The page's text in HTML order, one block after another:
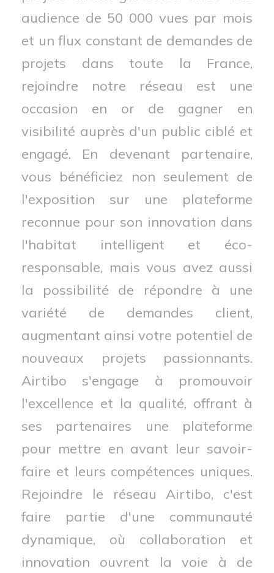
audience de 50 000 vues par mois
et un flux constant de demandes de
projets dans toute la France,
rejoindre notre réseau est une
occasion en or de gagner en
visibilité auprès d'un public ciblé et
engagé. En devenant partenaire,
vous bénéficiez non seulement de
l'exposition sur une plateforme
reconnue pour son innovation dans
l'habitat intelligent et éco-
responsable, mais vous avez aussi
la possibilité de répondre à une
variété de demandes client,
augmentant ainsi votre potentiel de
nouveaux projets passionnants.
Airtibo s'engage à promouvoir
l'excellence et la qualité, offrant à
ses partenaires une plateforme
pour mettre en avant leur savoir-
faire et leurs compétences uniques.
Rejoindre le réseau Airtibo, c'est
faire partie d'une communauté
dynamique, où collaboration et
innovation ouvrent la voie à de